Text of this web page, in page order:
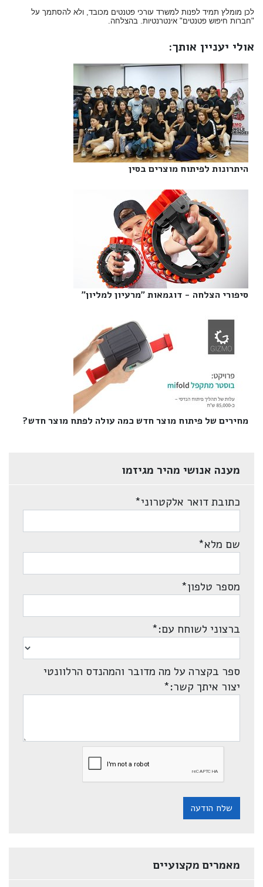
לכן מומלץ תמיד לפנות למשרד עורכי פטנטים מכובד, ולא להסתמך על
"חברות חיפוש פטנטים" אינטרנטיות. בהצלחה.
אולי יעניין אותך:
היתרונות לפיתוח מוצרים בסין‎
סיפורי הצלחה - דוגמאות "מרעיון למליון"‎
מחירים של פיתוח מוצר חדש כמה עולה לפתח מוצר חדש?‎
מענה אנושי מהיר מגיזמו
כתובת דואר אלקטרוני*
שם מלא*
מספר טלפון*
ברצוני לשוחח עם:*
ספר בקצרה על מה מדובר והמהנדס הרלוונטי
יצור איתך קשר:*
שלח הודעה
מאמרים מקצועיים